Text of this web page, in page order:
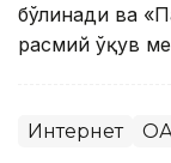
бўлинади ва
расмий ўқув
Интернет